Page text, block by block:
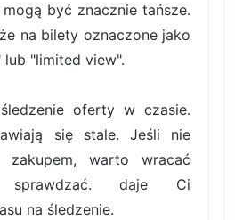
być znacznie tańsze.
na bilety oznaczone jako
"limited view".
oferty w czasie.
się stale. Jeśli nie
warto wracać
daje Ci
na śledzenie.